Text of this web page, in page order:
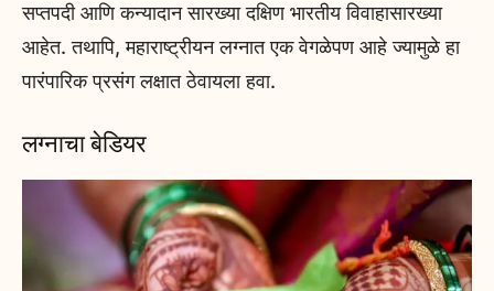
सप्तपदी आणि कन्यादान सारख्या दक्षिण भारतीय विवाहासारख्या
आहेत. तथापि, महाराष्ट्रीयन लग्नात एक वेगळेपण आहे ज्यामुळे हा
पारंपारिक प्रसंग लक्षात ठेवायला हवा.
लग्नाचा बेडियर